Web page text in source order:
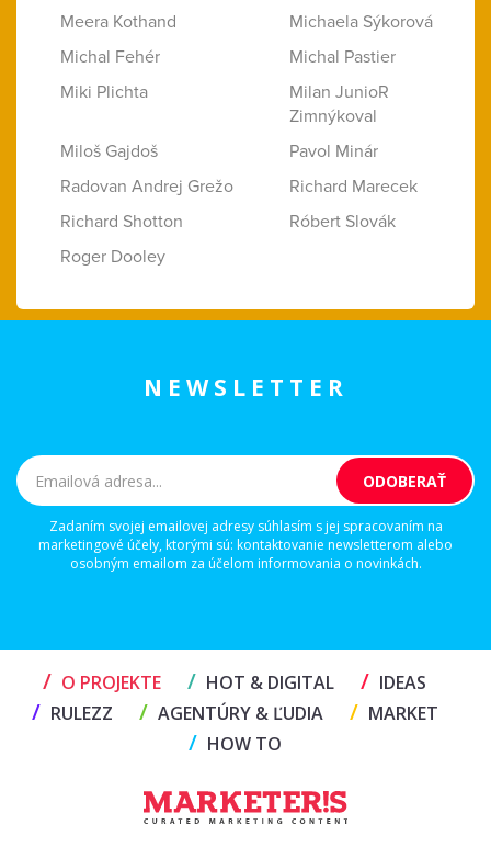
Meera Kothand
Michaela Sýkorová
Michal Fehér
Michal Pastier
Miki Plichta
Milan JunioR
Zimnýkoval
Miloš Gajdoš
Pavol Minár
Radovan Andrej Grežo
Richard Marecek
Richard Shotton
Róbert Slovák
Roger Dooley
NEWSLETTER
Zadaním svojej emailovej adresy súhlasím s jej spracovaním na
marketingové účely, ktorými sú: kontaktovanie newsletterom alebo
osobným emailom za účelom informovania o novinkách.
/ O PROJEKTE / HOT & DIGITAL / IDEAS
/ RULEZZ / AGENTÚRY & ĽUDIA / MARKET
/ HOW TO